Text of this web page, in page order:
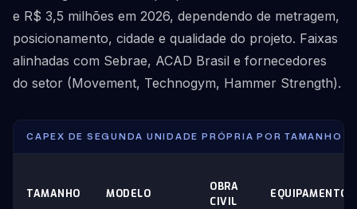
e R$ 3,5 milhões em 2026, dependendo de metragem,
posicionamento, cidade e qualidade do projeto. Faixas
alinhadas com Sebrae, ACAD Brasil e fornecedores
do setor (Movement, Technogym, Hammer Strength).
CAPEX DE SEGUNDA UNIDADE PRÓPRIA POR TAMANHO
TAMANHO MODELO
OBRA
CIVIL
EQUIPAMENTOS